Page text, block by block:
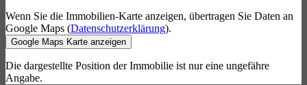
Wenn Sie die Immobilien-Karte anzeigen, übertragen Sie Daten an
Google Maps (Datenschutzerklärung).
Google Maps Karte anzeigen
Die dargestellte Position der Immobilie ist nur eine ungefähre
Angabe.